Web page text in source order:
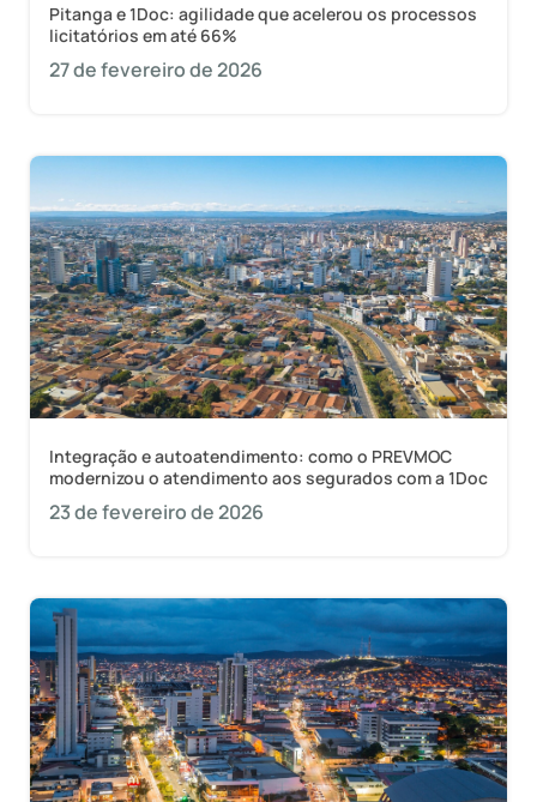
Pitanga e 1Doc: agilidade que acelerou os processos
licitatórios em até 66%
27 de fevereiro de 2026
Integração e autoatendimento: como o PREVMOC
modernizou o atendimento aos segurados com a 1Doc
23 de fevereiro de 2026